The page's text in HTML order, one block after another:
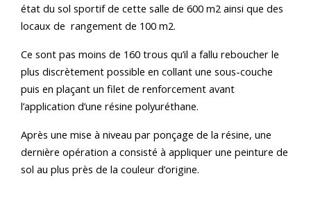
état du sol sportif de cette salle de 600 m2 ainsi que des
locaux de rangement de 100 m2.
Ce sont pas moins de 160 trous qu’il a fallu reboucher le
plus discrètement possible en collant une sous-couche
puis en plaçant un filet de renforcement avant
l’application d’une résine polyuréthane.
Après une mise à niveau par ponçage de la résine, une
dernière opération a consisté à appliquer une peinture de
sol au plus près de la couleur d’origine.